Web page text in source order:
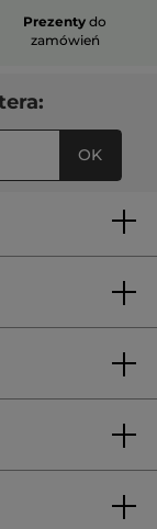
Prezenty do
zamówień
OK